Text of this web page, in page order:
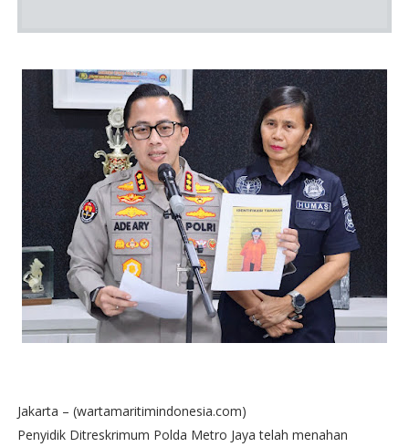
Jakarta – (wartamaritimindonesia.com)
Penyidik Ditreskrimum Polda Metro Jaya telah menahan